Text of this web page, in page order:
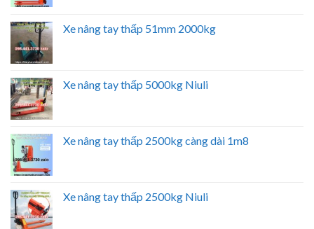
Xe nâng tay thấp 51mm 2000kg
Xe nâng tay thấp 5000kg Niuli
Xe nâng tay thấp 2500kg càng dài 1m8
Xe nâng tay thấp 2500kg Niuli